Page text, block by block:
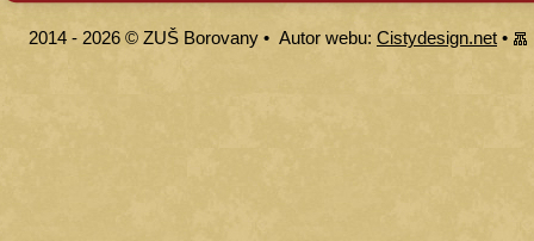
2014 - 2026 © ZUŠ Borovany • Autor webu: Cistydesign.net •